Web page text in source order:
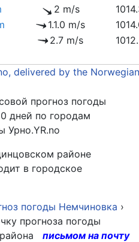
2 m/s
1.1.0 m/s
2.7 m/s
delivered by the
прогноз погоды
дней по городам
Урно.YR.no
районе
в городское
погоды Немчиновка ›
прогноза погоды
письмом на почту